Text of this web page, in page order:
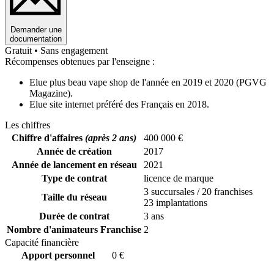
Demander une
documentation
Gratuit • Sans engagement
Récompenses obtenues par l'enseigne :
Elue plus beau vape shop de l'année en 2019 et 2020 (PGVG
Magazine).
Elue site internet préféré des Français en 2018.
Les chiffres
Chiffre d'affaires (après 2 ans)
400 000 €
Année de création
2017
Année de lancement en réseau
2021
Type de contrat
licence de marque
Taille du réseau
3 succursales / 20 franchises
23 implantations
Durée de contrat
3 ans
Nombre d'animateurs Franchise 2
Capacité financière
Apport personnel
0 €